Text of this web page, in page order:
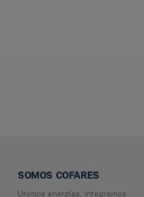
SOMOS COFARES
Unimos energías, integramos